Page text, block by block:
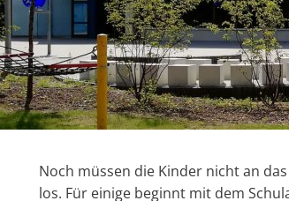
Noch müssen die Kinder nicht an
los. Für einige beginnt mit dem